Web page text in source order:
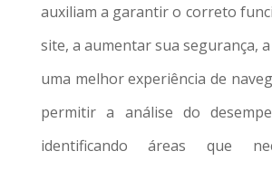
auxiliam a garantir o correto
site, a aumentar sua segurança,
uma melhor experiência de
permitir a análise do
identificando áreas que